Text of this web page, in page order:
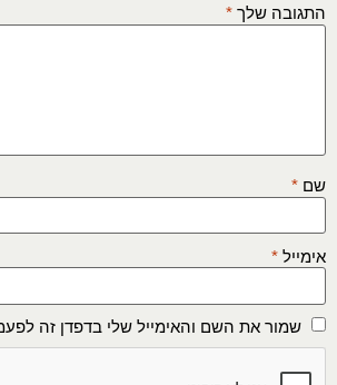
התגובה שלך *
שם *
אימייל *
שמור את השם והאימייל שלי בדפדן זה